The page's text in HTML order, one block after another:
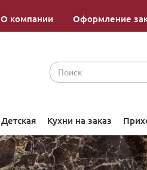
О компании Оформление
Детская Кухни на заказ